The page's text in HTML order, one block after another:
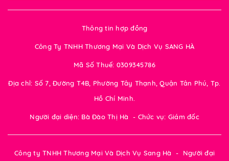
Thông tin hợp đồng
Công Ty TNHH Thương Mại Và Dịch Vụ SANG HÀ
Mã Số Thuế: 0309345786
Địa chỉ: Số 7, Đường T4B, Phường Tây Thạnh, Quận Tân Phú, Tp.
Hồ Chí Minh.
Người đại diện: Bà Đào Thị Hà - Chức vụ: Giám đốc
Công ty TNHH Thương Mại Và Dịch Vụ Sang Hà - Người đại